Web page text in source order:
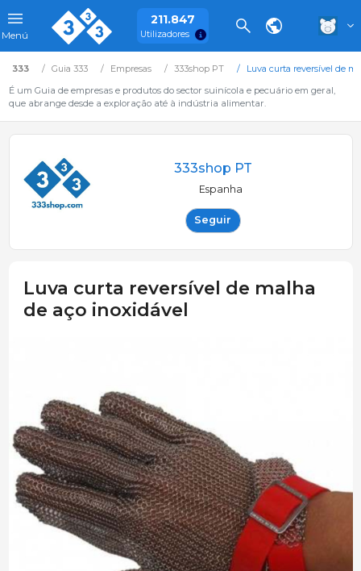
Menú
211.847
Utilizadores
333 Guia 333 Empresas 333shop PT
Luva curta reversível de
É um Guia de empresas e produtos do sector suinícola e pecuário em geral,
que abrange desde a exploração até à indústria alimentar.
333shop PT
Espanha
Seguir
Luva curta reversível de malha
de aço inoxidável